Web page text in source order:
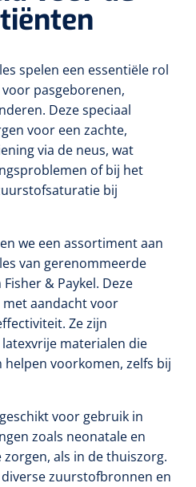
fixation
des plaies chroniques
spelen een essentiële rol
pasgeborenen,
Deze speciaal
voor een zachte,
via de neus, wat
of bij het
bij
we een assortiment aan
van gerenommeerde
& Paykel. Deze
aandacht voor
Ze zijn
materialen die
voorkomen, zelfs bij
voor gebruik in
zoals neonatale en
als in de thuiszorg.
zuurstofbronnen en